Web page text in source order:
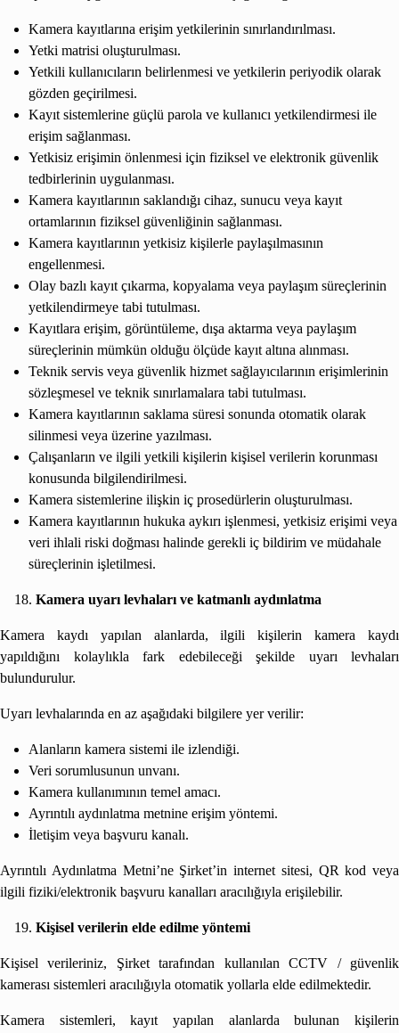
Kamera kayıtlarına erişim yetkilerinin sınırlandırılması.
Yetki matrisi oluşturulması.
Yetkili kullanıcıların belirlenmesi ve yetkilerin periyodik olarak
gözden geçirilmesi.
Kayıt sistemlerine güçlü parola ve kullanıcı yetkilendirmesi ile
erişim sağlanması.
Yetkisiz erişimin önlenmesi için fiziksel ve elektronik güvenlik
tedbirlerinin uygulanması.
Kamera kayıtlarının saklandığı cihaz, sunucu veya kayıt
ortamlarının fiziksel güvenliğinin sağlanması.
Kamera kayıtlarının yetkisiz kişilerle paylaşılmasının
engellenmesi.
Olay bazlı kayıt çıkarma, kopyalama veya paylaşım süreçlerinin
yetkilendirmeye tabi tutulması.
Kayıtlara erişim, görüntüleme, dışa aktarma veya paylaşım
süreçlerinin mümkün olduğu ölçüde kayıt altına alınması.
Teknik servis veya güvenlik hizmet sağlayıcılarının erişimlerinin
sözleşmesel ve teknik sınırlamalara tabi tutulması.
Kamera kayıtlarının saklama süresi sonunda otomatik olarak
silinmesi veya üzerine yazılması.
Çalışanların ve ilgili yetkili kişilerin kişisel verilerin korunması
konusunda bilgilendirilmesi.
Kamera sistemlerine ilişkin iç prosedürlerin oluşturulması.
Kamera kayıtlarının hukuka aykırı işlenmesi, yetkisiz erişimi veya
veri ihlali riski doğması halinde gerekli iç bildirim ve müdahale
süreçlerinin işletilmesi.
Kamera uyarı levhaları ve katmanlı aydınlatma
Kamera kaydı yapılan alanlarda, ilgili kişilerin kamera kaydı
yapıldığını kolaylıkla fark edebileceği şekilde uyarı levhaları
bulundurulur.
Uyarı levhalarında en az aşağıdaki bilgilere yer verilir:
Alanların kamera sistemi ile izlendiği.
Veri sorumlusunun unvanı.
Kamera kullanımının temel amacı.
Ayrıntılı aydınlatma metnine erişim yöntemi.
İletişim veya başvuru kanalı.
Ayrıntılı Aydınlatma Metni’ne Şirket’in internet sitesi, QR kod veya
ilgili fiziki/elektronik başvuru kanalları aracılığıyla erişilebilir.
Kişisel verilerin elde edilme yöntemi
Kişisel verileriniz, Şirket tarafından kullanılan CCTV / güvenlik
kamerası sistemleri aracılığıyla otomatik yollarla elde edilmektedir.
Kamera sistemleri, kayıt yapılan alanlarda bulunan kişilerin